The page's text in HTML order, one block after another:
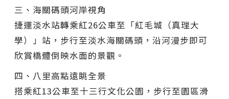
三、海關碼頭河岸視角
捷運淡水站轉乘紅26公車至「紅毛城（真理大
學）」站，步行至淡水海關碼頭，沿河漫步即可
欣賞橋體倒映水面的景觀。
四、八里高點遠眺全景
搭乘紅13公車至十三行文化公園，步行至園區滑